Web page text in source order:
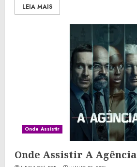
LEIA MAIS
Onde Assistir
Onde Assistir A Agência